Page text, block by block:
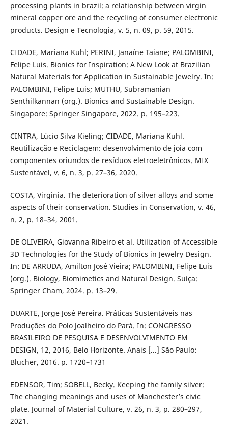
processing plants in brazil: a relationship between virgin
mineral copper ore and the recycling of consumer electronic
products. Design e Tecnologia, v. 5, n. 09, p. 59, 2015.
CIDADE, Mariana Kuhl; PERINI, Janaíne Taiane; PALOMBINI,
Felipe Luis. Bionics for Inspiration: A New Look at Brazilian
Natural Materials for Application in Sustainable Jewelry. In:
PALOMBINI, Felipe Luis; MUTHU, Subramanian
Senthilkannan (org.). Bionics and Sustainable Design.
Singapore: Springer Singapore, 2022. p. 195–223.
CINTRA, Lúcio Silva Kieling; CIDADE, Mariana Kuhl.
Reutilização e Reciclagem: desenvolvimento de joia com
componentes oriundos de resíduos eletroeletrônicos. MIX
Sustentável, v. 6, n. 3, p. 27–36, 2020.
COSTA, Virginia. The deterioration of silver alloys and some
aspects of their conservation. Studies in Conservation, v. 46,
n. 2, p. 18–34, 2001.
DE OLIVEIRA, Giovanna Ribeiro et al. Utilization of Accessible
3D Technologies for the Study of Bionics in Jewelry Design.
In: DE ARRUDA, Amilton José Vieira; PALOMBINI, Felipe Luis
(org.). Biology, Biomimetics and Natural Design. Suíça:
Springer Cham, 2024. p. 13–29.
DUARTE, Jorge José Pereira. Práticas Sustentáveis nas
Produções do Polo Joalheiro do Pará. In: CONGRESSO
BRASILEIRO DE PESQUISA E DESENVOLVIMENTO EM
DESIGN, 12, 2016, Belo Horizonte. Anais [...] São Paulo:
Blucher, 2016. p. 1720–1731
EDENSOR, Tim; SOBELL, Becky. Keeping the family silver:
The changing meanings and uses of Manchester’s civic
plate. Journal of Material Culture, v. 26, n. 3, p. 280–297,
2021.